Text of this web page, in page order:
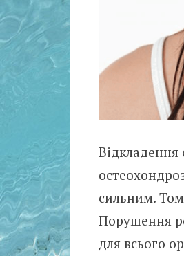
Відкладення
сильним.
Порушення
для всього